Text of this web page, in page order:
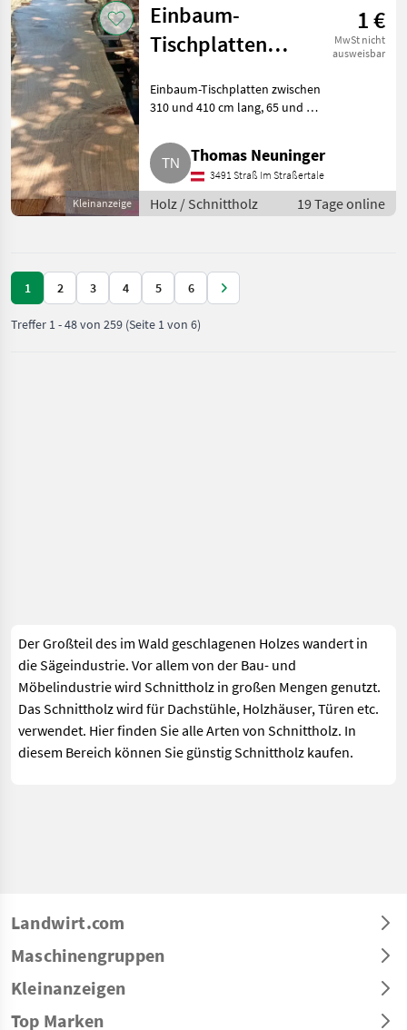
Kleinanzeige
Einbaum-
Tischplatten
1 €
MwSt nicht
ausweisbar
Einbaum-Tischplatten zwischen
310 und 410 cm lang, 65 und 85
nach Platte zwischen € 725, -
und € 1.050, - Euro, es sind rund
20 Platten
Thomas Neuninger
3491 Straß Im Straßertale
Holz / Schnittholz 19 Tage online
1 2 3 4 5 6
Treffer 1-48von 259 (Seite 1 von 6)
Der Großteil des im Wald geschlagenen Holzes wandert in
die Sägeindustrie. Vor allem von der Bau- und
Möbelindustrie wird Schnittholz in großen Mengen genutzt.
Das Schnittholz wird für Dachstühle, Holzhäuser, Türen etc.
verwendet. Hier finden Sie alle Arten von Schnittholz. In
diesem Bereich können Sie günstig Schnittholz kaufen.
Landwirt.com
Maschinengruppen
Kleinanzeigen
Top Marken